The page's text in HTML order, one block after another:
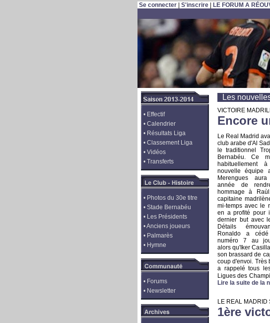
Se connecter S'inscrire LE FORUM A
• Effectif
• Calendrier
• Résultats Liga
• Classement Liga
• Vidéos
• Transferts
• Photos du 30e titre
• Stade Bernabéu
• Les Présidents
•Anciens joueurs
• Palmarès
• Hymne
• Forums
• Newsletter
Les
VICTOIRE
Encore
Le Real Madrid
club arabe d'Al
le traditionnel
Bernabéu. Ce
habituellement
nouvelle équipe
Merengues
année de
hommage à
capitaine
mi-temps avec le
en a profité pour
dernier but avec
Détails
Ronaldo a
numéro 7 au
alors qu'Iker
son brassard de
coup d'envoi. Très
a rappelé tous
Ligues des
Lire la suite de la
LE REAL MADRID
1ère